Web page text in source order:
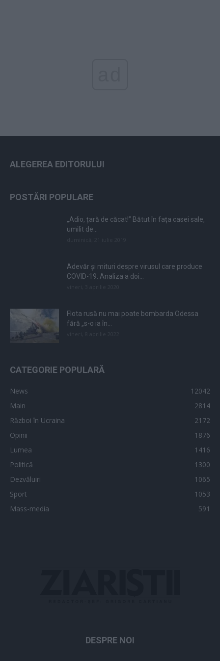
ALEGEREA EDITORULUI
POSTĂRI POPULARE
„Adio, țară de căcat!” Bătut în fața casei sale,
umilit de...
Adevăr și mituri despre virusul care produce
COVID-19. Analiza a doi...
Flota rusă nu mai poate bombarda Odessa
fără „s-o ia în...
CATEGORIE POPULARĂ
News
12042
Main
2814
Război în Ucraina
2172
Opinii
1876
Lumea
1416
Politică
1300
Dezvăluiri
1065
Sport
1053
Mass-media
591
DESPRE NOI